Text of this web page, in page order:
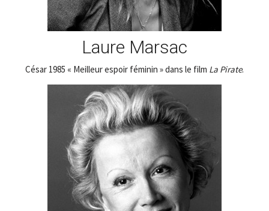
Laure Marsac
César 1985 « Meilleur espoir féminin » dans le film La Pirate.